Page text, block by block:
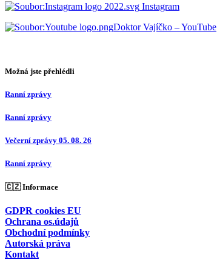
Instagram
Doktor Vajíčko – YouTube
Možná jste přehlédli
Ranní zprávy
Ranní zprávy
Večerní zprávy 05. 08. 26
Ranní zprávy
🇨🇿 Informace
GDPR cookies EU
Ochrana os.údajů
Obchodní podmínky
Autorská práva
Kontakt